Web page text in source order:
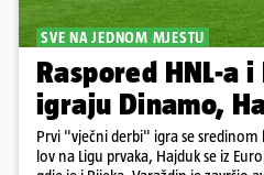
SVE NA JEDNOM MJESTU
Raspored HNL-a
igraju Dinamo,
Prvi "vječni derbi" igra se
lov na Ligu prvaka, Hajduk se iz